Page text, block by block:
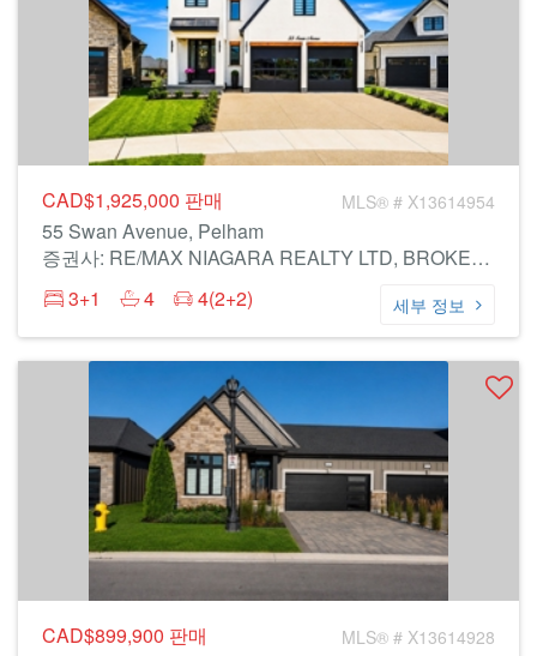
CAD$1,925,000 판매 MLS® # X13614954
55 Swan Avenue, Pelham
증권사: RE/MAX NIAGARA REALTY LTD, BROKERAGE
3+1
4 4(2+2) 세부 정보
CAD$899,900 판매 MLS® # X13614928